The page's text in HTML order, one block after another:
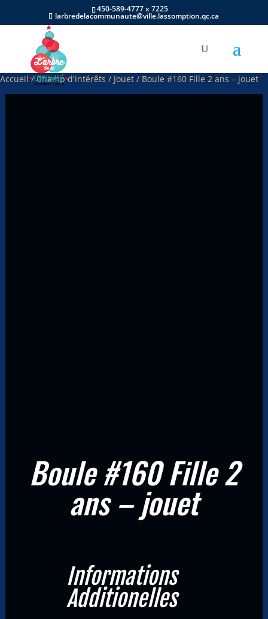
450-589-4777 x 7225
larbredelacommunaute@ville.lassomption.qc.ca
Accueil/Champ d'intérêts / Jouet / Boule #160 Fille 2 ans – jouet
Boule #160 Fille 2
ans – jouet
Informations
Additionelles